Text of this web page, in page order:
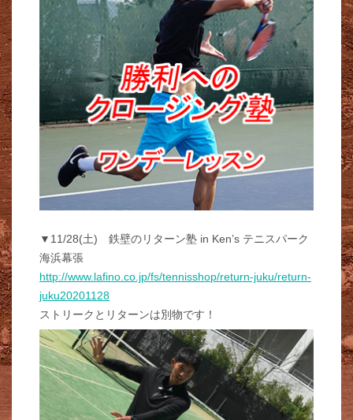
▼11/28(土) 鉄壁のリターン塾 in Ken’s テニスパーク
海浜幕張
http://www.lafino.co.jp/fs/tennisshop/return-juku/return-
juku20201128
ストリークとリターンは別物です！